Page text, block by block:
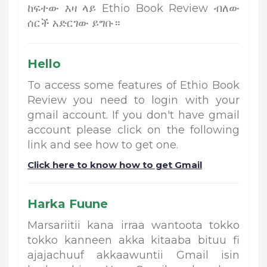
ከፍተው እዛ ላይ Ethio Book Review ብለው
ሰርች አድርገው ይግቡ።
Hello
To access some features of Ethio Book
Review you need to login with your
gmail account. If you don't have gmail
account please click on the following
link and see how to get one.
Click here to know how to get Gmail
Harka Fuune
Marsariitii kana irraa wantoota tokko
tokko kanneen akka kitaaba bituu fi
ajajachuuf akkaawuntii Gmail isin